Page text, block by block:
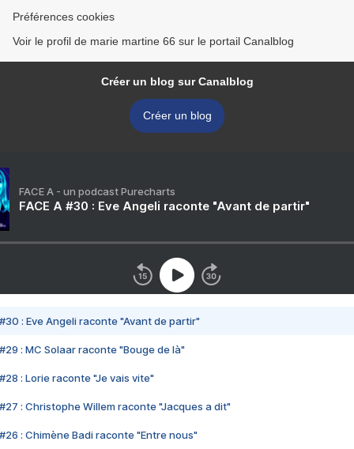
Préférences cookies
Voir le profil de marie martine 66 sur le portail Canalblog
Créer un blog sur Canalblog
Créer un blog
FACE A - un podcast Purecharts
FACE A #30 : Eve Angeli raconte "Avant de partir"
#30 : Eve Angeli raconte "Avant de partir"
#29 : MC Solaar raconte "Bouge de là"
#28 : Lorie raconte "Je vais vite"
#27 : Christophe Willem raconte "Jacques a dit"
#26 : Chimène Badi raconte "Entre nous"